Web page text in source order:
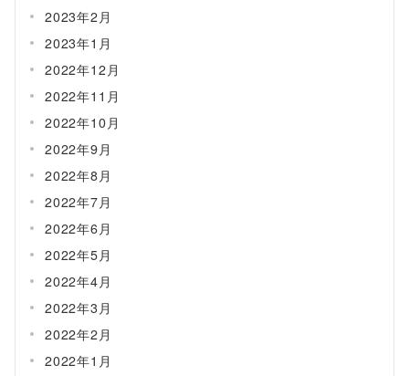
2023年2月
2023年1月
2022年12月
2022年11月
2022年10月
2022年9月
2022年8月
2022年7月
2022年6月
2022年5月
2022年4月
2022年3月
2022年2月
2022年1月